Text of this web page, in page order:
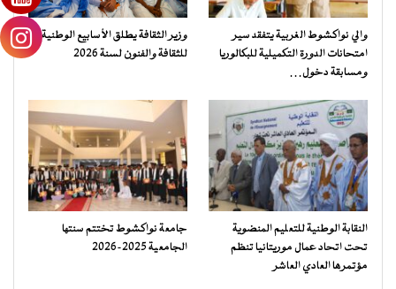
والي نواكشوط الغربية يتفقد سير
امتحانات الدورة التكميلية للبكالوريا
ومسابقة دخول…
وزير الثقافة يطلق الأسابيع الوطنية
للثقافة والفنون لسنة 2026
النقابة الوطنية للتعليم المنضوية
تحت اتحاد عمال موريتانيا تنظم
مؤتمرها العادي العاشر
جامعة نواكشوط تختتم سنتها
الجامعية 2025-2026